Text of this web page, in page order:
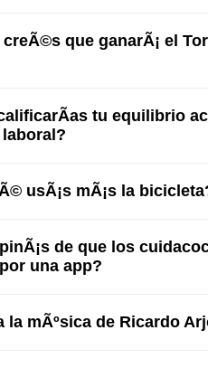
que ganarÃ¡ el
tu equilibrio
usÃ¡s mÃ¡s la
de que los
una app?
la mÃºsica de Ricardo